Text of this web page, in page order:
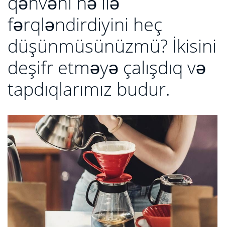
fərqləndirdiyini heç
düşünmüsünüzmü? İkisini
deşifr etməyə çalışdıq və
tapdıqlarımız budur.